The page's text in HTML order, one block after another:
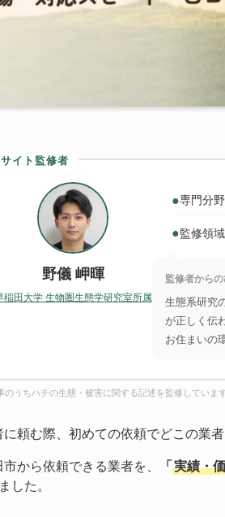
サイト監修者
野儀 岬暉
稲田大学 生物圏生態学研究室所属
●専門分野
●監修領域
監修者から
生態系研究
が正しく伝
お住まいの
のうちハチの生態・被害に関する記述を監修しています
頼む際、初めての依頼でどこの業
から依頼できる業者を、 「 実績・
した。